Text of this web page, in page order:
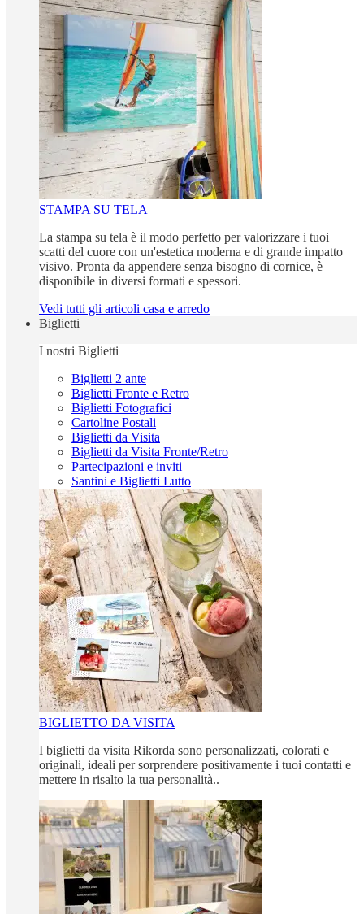
STAMPA SU TELA
La stampa su tela è il modo perfetto per valorizzare i tuoi
scatti del cuore con un'estetica moderna e di grande impatto
visivo. Pronta da appendere senza bisogno di cornice, è
disponibile in diversi formati e spessori.
Vedi tutti gli articoli casa e arredo
Biglietti
I nostri Biglietti
Biglietti 2 ante
Biglietti Fronte e Retro
Biglietti Fotografici
Cartoline Postali
Biglietti da Visita
Biglietti da Visita Fronte/Retro
Partecipazioni e inviti
Santini e Biglietti Lutto
BIGLIETTO DA VISITA
I biglietti da visita Rikorda sono personalizzati, colorati e
originali, ideali per sorprendere positivamente i tuoi contatti e
mettere in risalto la tua personalità..